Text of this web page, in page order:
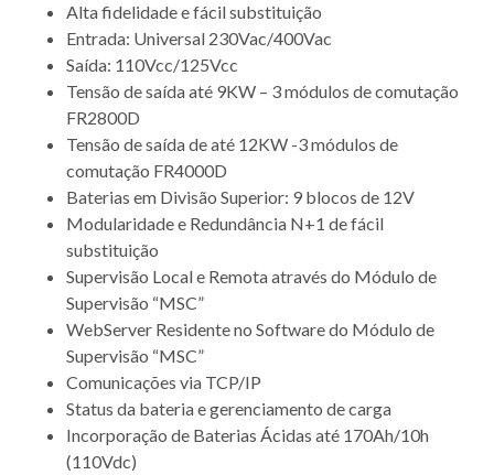
Alta fidelidade e fácil substituição
Entrada: Universal 230Vac/400Vac
Saída: 110Vcc/125Vcc
Tensão de saída até 9KW – 3 módulos de comutação
FR2800D
Tensão de saída de até 12KW -3 módulos de
comutação FR4000D
Baterias em Divisão Superior: 9 blocos de 12V
Modularidade e Redundância N+1 de fácil
substituição
Supervisão Local e Remota através do Módulo de
Supervisão “MSC”
WebServer Residente no Software do Módulo de
Supervisão “MSC”
Comunicações via TCP/IP
Status da bateria e gerenciamento de carga
Incorporação de Baterias Ácidas até 170Ah/10h
(110Vdc)